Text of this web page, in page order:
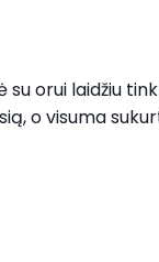
orui laidžiu
o visuma